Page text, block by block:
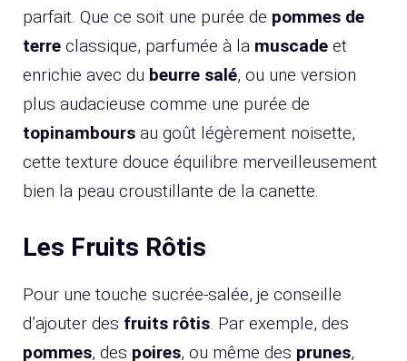
parfait. Que ce soit une purée de pommes de
terre classique, parfumée à la muscade et
enrichie avec du beurre salé, ou une version
plus audacieuse comme une purée de
topinambours au goût légèrement noisette,
cette texture douce équilibre merveilleusement
bien la peau croustillante de la canette.
Les Fruits Rôtis
Pour une touche sucrée-salée, je conseille
d’ajouter des fruits rôtis. Par exemple, des
pommes, des poires, ou même des prunes,